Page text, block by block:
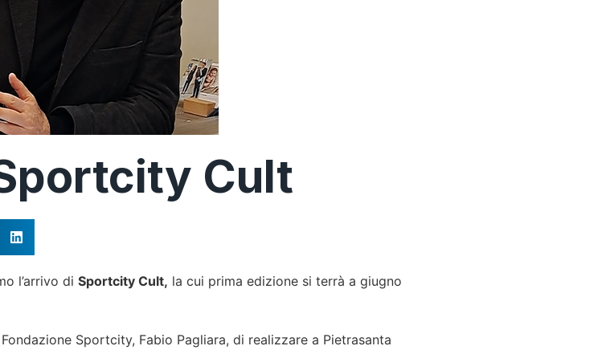
Cult
l’arrivo di Sportcity Cult, la cui prima edizione si terrà a giugno
Sportcity, Fabio Pagliara, di realizzare a Pietrasanta